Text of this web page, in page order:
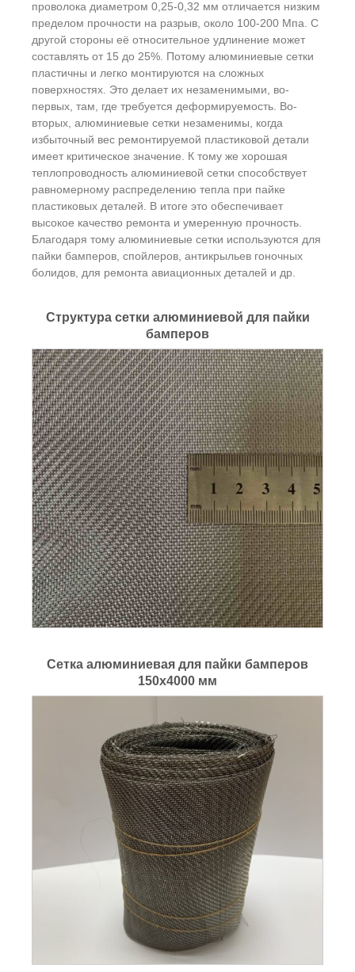
проволока диаметром 0,25-0,32 мм отличается низким
пределом прочности на разрыв, около 100-200 Мпа. С
другой стороны её относительное удлинение может
составлять от 15 до 25%. Потому алюминиевые сетки
пластичны и легко монтируются на сложных
поверхностях. Это делает их незаменимыми, во-
первых, там, где требуется деформируемость. Во-
вторых, алюминиевые сетки незаменимы, когда
избыточный вес ремонтируемой пластиковой детали
имеет критическое значение. К тому же хорошая
теплопроводность алюминиевой сетки способствует
равномерному распределению тепла при пайке
пластиковых деталей. В итоге это обеспечивает
высокое качество ремонта и умеренную прочность.
Благодаря тому алюминиевые сетки используются для
пайки бамперов, спойлеров, антикрыльев гоночных
болидов, для ремонта авиационных деталей и др.
Структура сетки алюминиевой для пайки
бамперов
Сетка алюминиевая для пайки бамперов
150x4000 мм